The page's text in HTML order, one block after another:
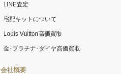
LINE査定
宅配キットについて
Louis Vuitton高価買取
金･プラチナ･ダイヤ高価買取
会社概要